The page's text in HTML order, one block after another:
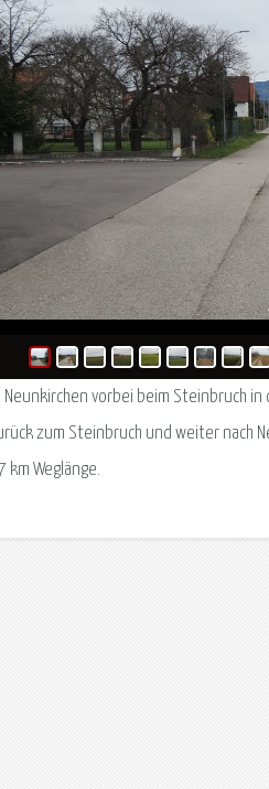
vorbei beim Steinbruch
zum Steinbruch und weiter nach
km Weglänge.